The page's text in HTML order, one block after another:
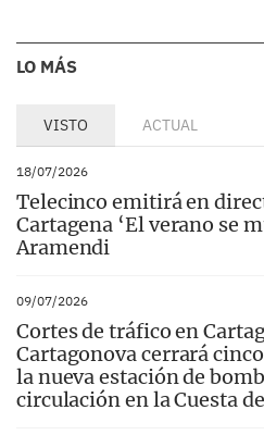
LO MÁS
VISTO ACTUAL
18/07/2026
Telecinco emitirá en
Cartagena ‘El verano se
Aramendi
09/07/2026
Cortes de tráfico en
Cartagonova cerrará
la nueva estación de
circulación en la Cuesta